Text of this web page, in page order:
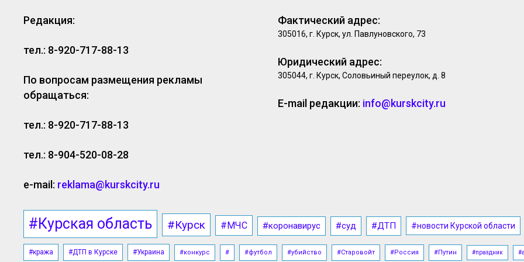
Редакция:
тел.: 8-920-717-88-13
По вопросам размещения рекламы
обращаться:
тел.: 8-920-717-88-13
тел.: 8-904-520-08-28
e-mail: reklama@kurskcity.ru
Фактический адрес:
305016, г. Курск, ул. Павлуновского, 73
Юридический адрес:
305044, г. Курск, Соловьиный переулок, д. 8
E-mail редакции: info@kurskcity.ru
#Курская область #Курск #МЧС #коронавирус #суд #ДТП #новости Курской области
#кража #ДТП в Курске #Украина #конкурс # #футбол #убийство #Старовойт #Россия #Путин #праздник